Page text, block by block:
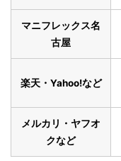
マニフレックス名
古屋
楽天・Yahoo!など
メルカリ・ヤフオ
クなど